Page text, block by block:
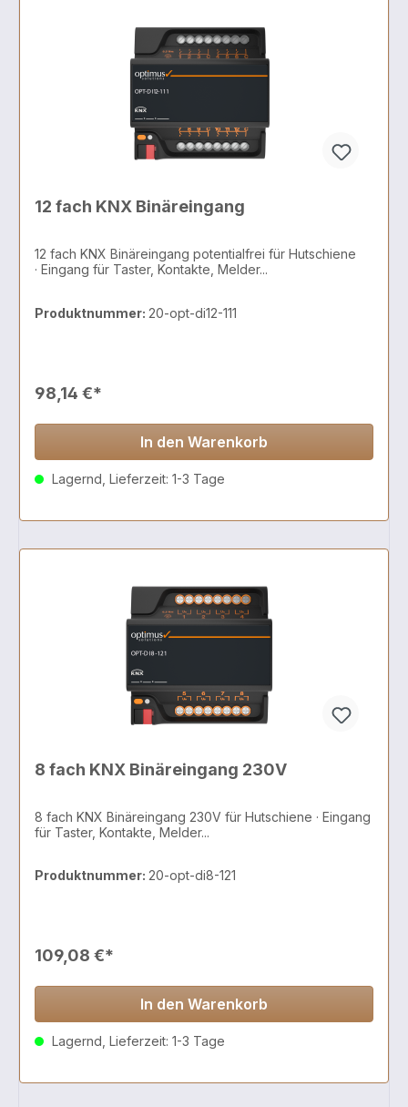
12 fach KNX Binäreingang
12 fach KNX Binäreingang potentialfrei für Hutschiene
· Eingang für Taster, Kontakte, Melder...
Produktnummer: 20-opt-di12-111
98,14 €*
In den Warenkorb
Lagernd, Lieferzeit: 1-3 Tage
8 fach KNX Binäreingang 230V
8 fach KNX Binäreingang 230V für Hutschiene · Eingang
für Taster, Kontakte, Melder...
Produktnummer: 20-opt-di8-121
109,08 €*
In den Warenkorb
Lagernd, Lieferzeit: 1-3 Tage